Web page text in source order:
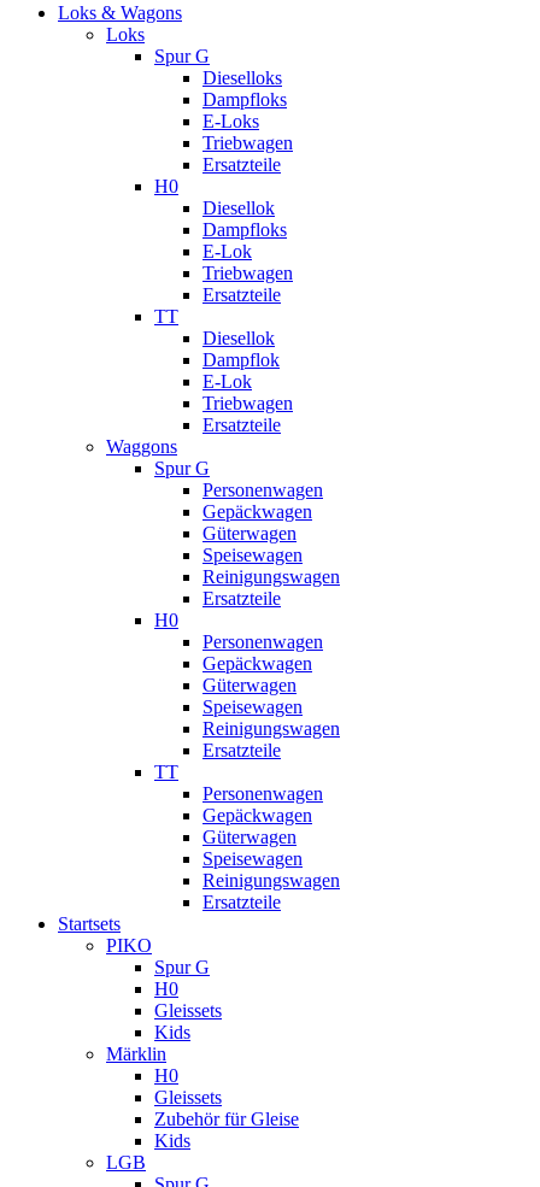
Loks & Wagons
Loks
Spur G
Dieselloks
Dampfloks
E-Loks
Triebwagen
Ersatzteile
H0
Diesellok
Dampfloks
E-Lok
Triebwagen
Ersatzteile
TT
Diesellok
Dampflok
E-Lok
Triebwagen
Ersatzteile
Waggons
Spur G
Personenwagen
Gepäckwagen
Güterwagen
Speisewagen
Reinigungswagen
Ersatzteile
H0
Personenwagen
Gepäckwagen
Güterwagen
Speisewagen
Reinigungswagen
Ersatzteile
TT
Personenwagen
Gepäckwagen
Güterwagen
Speisewagen
Reinigungswagen
Ersatzteile
Startsets
PIKO
Spur G
H0
Gleissets
Kids
Märklin
H0
Gleissets
Zubehör für Gleise
Kids
LGB